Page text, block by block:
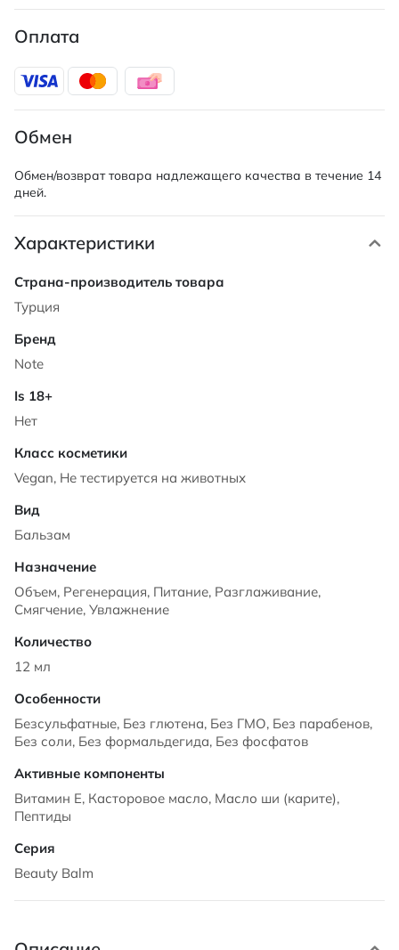
Оплата
Обмен
Обмен/возврат товара надлежащего качества в течение 14
дней.
Характеристики
Характеристики
Турция
Note
Нет
Vegan, Не тестируется на животных
Бальзам
Объем, Регенерация, Питание, Разглаживание,
Смягчение, Увлажнение
12 мл
Безсульфатные, Без глютена, Без ГМО, Без парабенов,
Без соли, Без формальдегида, Без фосфатов
Витамин Е, Касторовое масло, Масло ши (карите),
Пептиды
Beauty Balm